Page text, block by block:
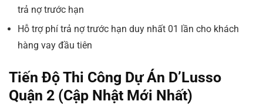
trả nợ trước hạn
Hỗ trợ phí trả nợ trước hạn duy nhất 01 lần cho khách
hàng vay đầu tiên
Tiến Độ Thi Công Dự Án D’Lusso
Quận 2 (Cập Nhật Mới Nhất)